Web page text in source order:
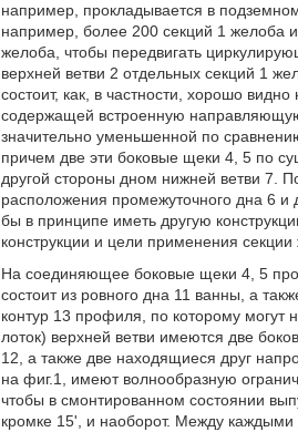
например, прокладывается в
например, более 200 секций 1 желоба
желоба, чтобы передвигать
верхней ветви 2 отдельных секций 1
состоит, как, в частности, хорошо
содержащей встроенную
значительно уменьшенной по
причем две эти боковые щеки 4, 5 по
другой стороны дном нижней ветви 7.
расположения промежуточного дна 6 и
бы в принципе иметь другую
конструкции и цели применения секции
На соединяющее боковые щеки 4, 5
состоит из ровного дна 11 ванны, а
контур 13 профиля, по которому
лоток) верхней ветви имеются две
12, а также две находящиеся друг
на фиг.1, имеют волнообразную
чтобы в смонтированном состоянии
кромке 15', и наоборот. Между